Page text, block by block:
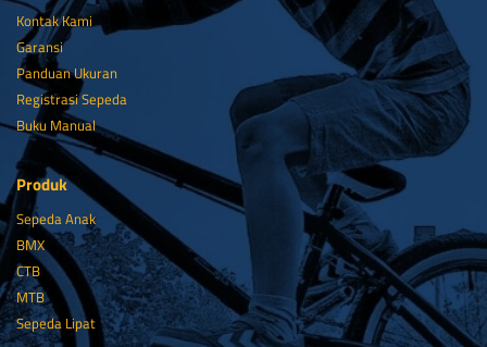
Kontak Kami
Garansi
Panduan Ukuran
Registrasi Sepeda
Buku Manual
Produk
Sepeda Anak
BMX
CTB
MTB
Sepeda Lipat